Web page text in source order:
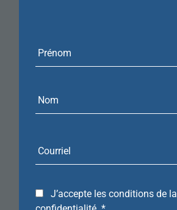
J’accepte les conditions de la